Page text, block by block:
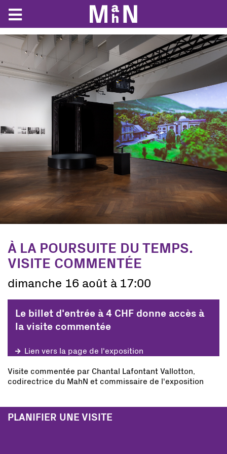
À LA POURSUITE DU TEMPS.
VISITE COMMENTÉE
dimanche 16 août à 17:00
Le billet d'entrée à 4 CHF donne accès à
la visite commentée
Lien vers la page de l'exposition
Visite commentée par Chantal Lafontant Vallotton,
codirectrice du MahN et commissaire de l'exposition
PLANIFIER UNE VISITE